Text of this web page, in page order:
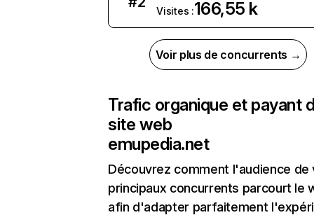
Visites :166,55 k
Voir plus de concurrents →
Trafic organique et payant
site web
emupedia.net
Découvrez comment l'audience de
principaux concurrents parcourt le
afin d'adapter parfaitement